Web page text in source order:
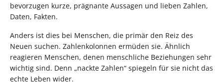
bevorzugen kurze, prägnante Aussagen und lieben Zahlen,
Daten, Fakten.
Anders ist dies bei Menschen, die primär den Reiz des
Neuen suchen. Zahlenkolonnen ermüden sie. Ähnlich
reagieren Menschen, denen menschliche Beziehungen sehr
wichtig sind. Denn „nackte Zahlen“ spiegeln für sie nicht das
echte Leben wider.